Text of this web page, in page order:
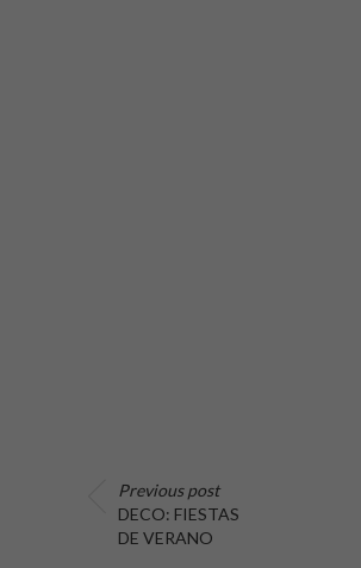
Previous post
DECO: FIESTAS
DE VERANO